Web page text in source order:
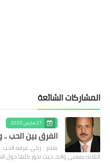
المشاركات الشائعة
27 مارس 2020
الفرق بين الحب
بقلم : زكى عرفه الحب
الثلاثه بمعنى واحد، حيث تدور كلها حول